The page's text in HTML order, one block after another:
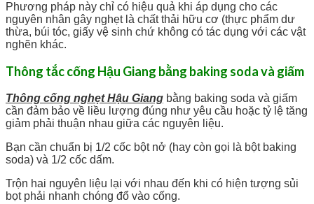
Phương pháp này chỉ có hiệu quả khi áp dụng cho các
nguyên nhân gây nghẹt là chất thải hữu cơ (thực phẩm dư
thừa, búi tóc, giấy vệ sinh chứ không có tác dụng với các vật
nghẽn khác.
Thông tắc cống Hậu Giang bằng baking soda và giấm
Thông cống nghẹt Hậu Giang bằng baking soda và giấm
cần đảm bảo về liều lượng đúng như yêu cầu hoặc tỷ lệ tăng
giảm phải thuận nhau giữa các nguyên liệu.
Bạn cần chuẩn bị 1/2 cốc bột nở (hay còn gọi là bột baking
soda) và 1/2 cốc dấm.
Trộn hai nguyên liệu lại với nhau đến khi có hiện tượng sủi
bọt phải nhanh chóng đổ vào cống.